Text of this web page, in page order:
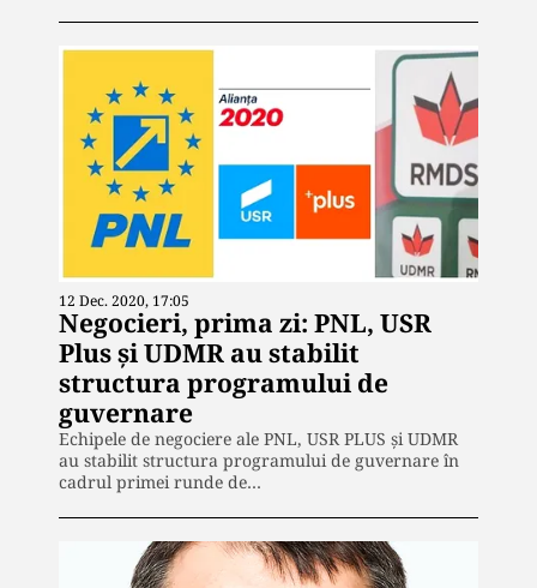
12 Dec. 2020, 17:05
Negocieri, prima zi: PNL, USR
Plus și UDMR au stabilit
structura programului de
guvernare
Echipele de negociere ale PNL, USR PLUS şi UDMR
au stabilit structura programului de guvernare în
cadrul primei runde de…